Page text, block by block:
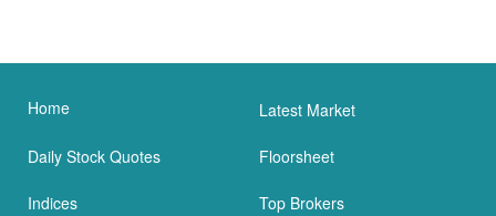
Home Latest Market
Daily Stock Quotes Floorsheet
Indices Top Brokers